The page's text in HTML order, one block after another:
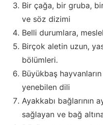
Bir çağa, bir gruba,
ve söz dizimi
Belli durumlara,
Birçok aletin uzun,
bölümleri.
Büyükbaş
yenebilen dili
Ayakkabı bağlarının
sağlayan ve bağ